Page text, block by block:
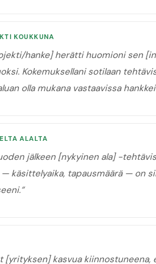
KOUKKUNA
hanke] herätti huomioni sen
Kokemuksellani sotilaan
olla mukana vastaavissa
ALALTA
jälkeen [nykyinen ala] -
— käsittelyaika, tapausmäärä — on
”
[yrityksen] kasvua